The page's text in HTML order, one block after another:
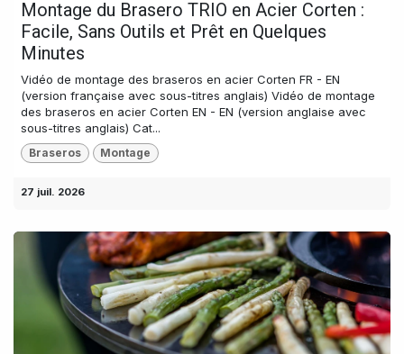
Montage du Brasero TRIO en Acier Corten :
Facile, Sans Outils et Prêt en Quelques
Minutes
Vidéo de montage des braseros en acier Corten FR - EN
(version française avec sous-titres anglais) Vidéo de montage
des braseros en acier Corten EN - EN (version anglaise avec
sous-titres anglais) Cat...
Braseros Montage
27 juil. 2026